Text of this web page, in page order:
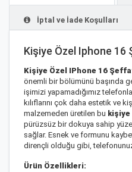
İptal ve İade Koşulları
Kişiye Özel Iphone 16
Kişiye Özel IPhone 16
önemli bir bölümünü başında
işimizi yapamadığımız
kılıflarını çok daha estetik ve
malzemeden üretilen bu kişiye
pürüzsüz bir dokuya sahip
sağlar. Esnek ve formunu
dirençli olduğu gibi,
Ürün Özellikleri: